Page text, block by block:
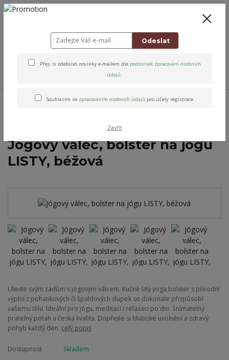
+420 778 743 310
Jóga & Pohyb Válce na jógu
Jógový válec, bolster na jógu listy,
Jógový válec, bolster na jógu
LISTY, béžová
Ulevte svým zádům s jógovým válcem. Ručně šitý yoga bolster s přírodní
výplní z pohankových či špaldových slupek se dokonale přizpůsobí
vašemu tělu. Ideální pro jógu, meditaci i relaxaci po dni. Snímatelný
pratelný potah a česká kvalita. Dopřejte si hluboké uvolnění a zdravý
pohyb každý den. celý popis
Dostupnost
Skladem
Odeslat
Přeji si odebírat novinky e-mailem dle podmínek zpracování osobních
údajů.
Souhlasím se zpracováním osobních údajů pro účely registrace.
Zavřít